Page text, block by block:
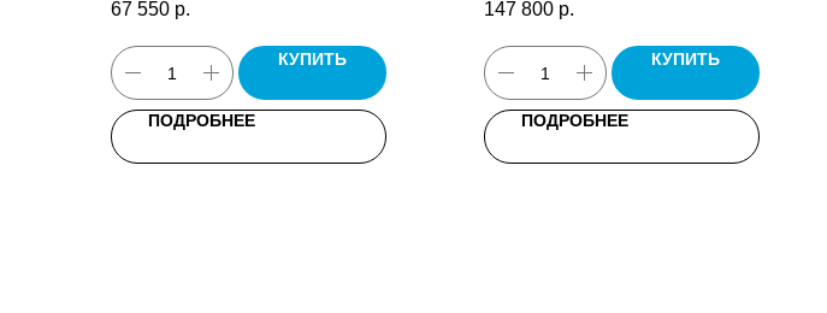
паспорт.
67 550 р.
КУПИТЬ
ПОДРОБНЕЕ
147 800 р.
КУПИТЬ
ПОДРОБНЕЕ